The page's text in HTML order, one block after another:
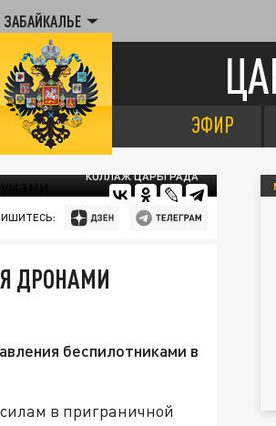
ЗАБАЙКАЛЬЕ
ЭФИР
КОЛЛАЖ ЦАРЬГРАДА
ДРОНАМИ
беспилотниками в
в приграничной